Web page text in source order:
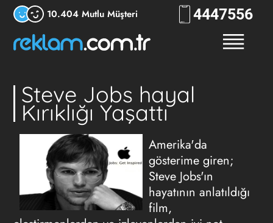
10.404 Mutlu Müşteri 4447556
Steve Jobs hayal
Kırıklığı Yaşattı
Amerika'da
gösterime giren;
Steve Jobs'ın
hayatının anlatıldığı
film,